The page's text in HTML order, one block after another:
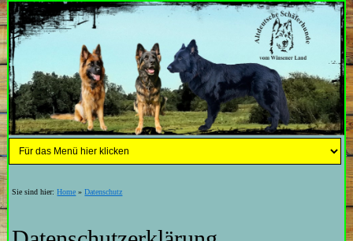
Sie sind hier:Home »Datenschutz